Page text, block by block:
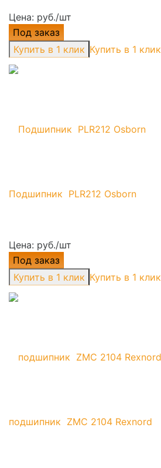
Цена: руб./шт
Под заказ
Купить в 1 клик
Подшипник PLR212 Osborn
Цена: руб./шт
Под заказ
Купить в 1 клик
подшипник ZMC 2104 Rexnord